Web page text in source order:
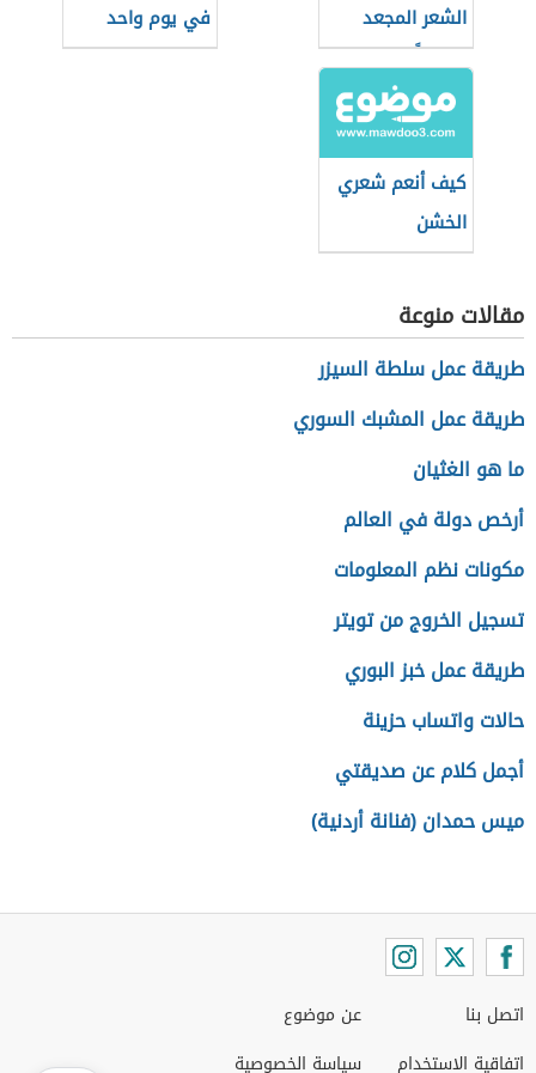
الشعر المجعد
طبيعياً
في يوم واحد
كيف أنعم شعري
الخشن
مقالات منوعة
طريقة عمل سلطة السيزر
طريقة عمل المشبك السوري
ما هو الغثيان
أرخص دولة في العالم
مكونات نظم المعلومات
تسجيل الخروج من تويتر
طريقة عمل خبز البوري
حالات واتساب حزينة
أجمل كلام عن صديقتي
ميس حمدان (فنانة أردنية)
اتصل بنا
اتفاقية الاستخدام
عن موضوع
سياسة الخصوصية